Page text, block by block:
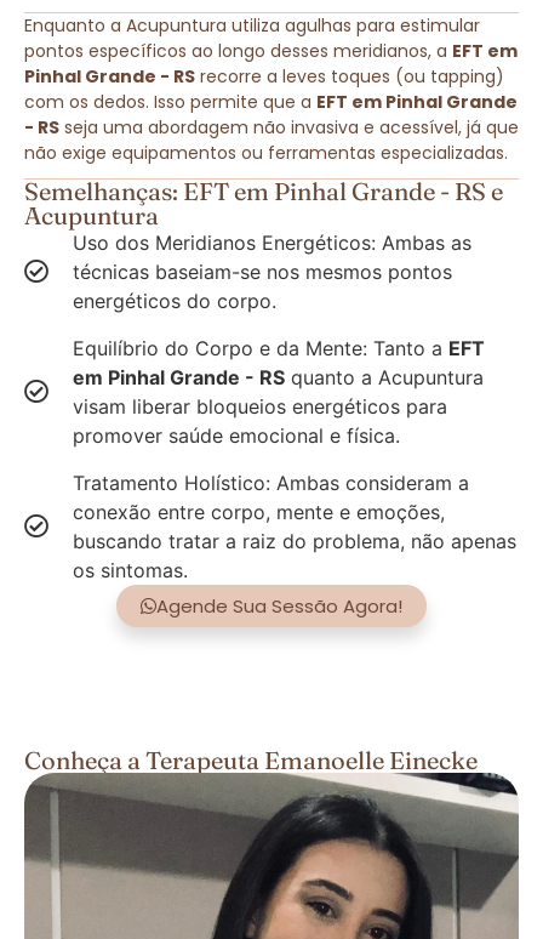
Enquanto a Acupuntura utiliza agulhas para estimular
pontos específicos ao longo desses meridianos, a EFT em
Pinhal Grande - RS recorre a leves toques (ou tapping)
com os dedos. Isso permite que a EFT em Pinhal Grande
- RS seja uma abordagem não invasiva e acessível, já que
não exige equipamentos ou ferramentas especializadas.
Semelhanças: EFT em Pinhal Grande - RS e
Acupuntura
Uso dos Meridianos Energéticos: Ambas as
técnicas baseiam-se nos mesmos pontos
energéticos do corpo.
Equilíbrio do Corpo e da Mente: Tanto a EFT
em Pinhal Grande - RS quanto a Acupuntura
visam liberar bloqueios energéticos para
promover saúde emocional e física.
Tratamento Holístico: Ambas consideram a
conexão entre corpo, mente e emoções,
buscando tratar a raiz do problema, não apenas
os sintomas.
Agende Sua Sessão Agora!
Conheça a Terapeuta Emanoelle Einecke